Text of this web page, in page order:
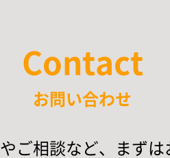
Contact
お問い合わせ
ご相談など、まずは